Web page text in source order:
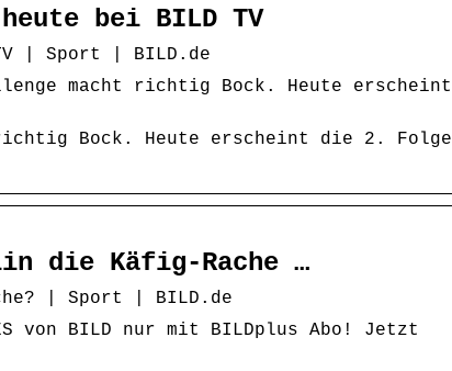
bei BILD TV
| Sport | BILD.de
macht richtig Bock. Heute erscheint
Bock. Heute erscheint die 2. Folge
die Käfig-Rache …
| Sport | BILD.de
von BILD nur mit BILDplus Abo! Jetzt